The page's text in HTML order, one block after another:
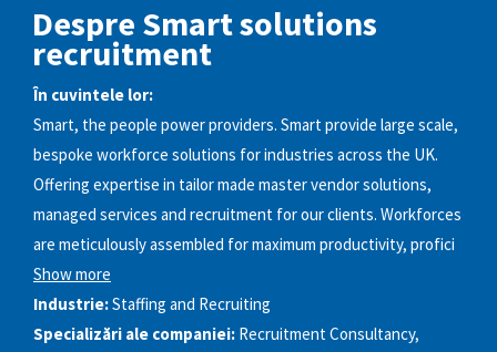
Despre Smart solutions
recruitment
În cuvintele lor:
Smart, the people power providers. Smart provide large scale,
bespoke workforce solutions for industries across the UK.
Offering expertise in tailor made master vendor solutions,
managed services and recruitment for our clients. Workforces
are meticulously assembled for maximum productivity, profici
Show more
Industrie:Staffing and Recruiting
Specializări ale companiei: Recruitment Consultancy,